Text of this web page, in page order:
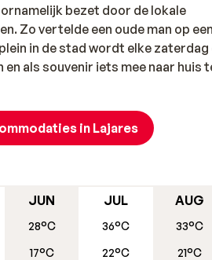
bezet door de lokale
Zo vertelde een oude man op een
in de stad wordt elke zaterdag
als souvenir iets mee naar huis
badplaats waar je veel
een goed avondvullend
uitgestrekte, witte stranden met
in Lajares
JUN
28°C
17°C
JUL
36°C
22°C
AUG
33°C
21°C